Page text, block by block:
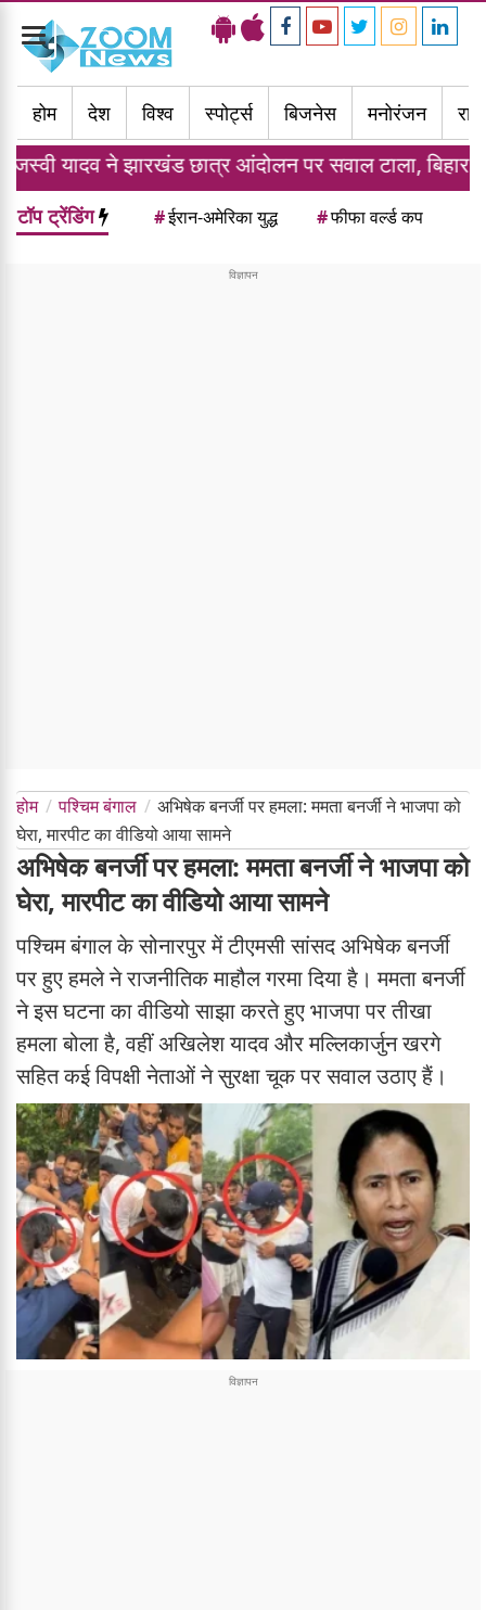
Toggle
navigation
होम
देश विश्व स्पोर्ट्स बिजनेस मनोरंजन
ने झारखंड छात्र आंदोलन पर सवाल टाला, बिहार की कानून
टॉप ट्रेंडिंग #ईरान-अमेरिका युद्ध #फीफा वर्ल्ड कप
होम पश्चिम बंगाल
अभिषेक बनर्जी पर हमला: ममता बनर्जी ने भाजपा को
घेरा, मारपीट का वीडियो आया सामने
अभिषेक बनर्जी पर हमला: ममता बनर्जी ने भाजपा को
घेरा, मारपीट का वीडियो आया सामने
पश्चिम बंगाल के सोनारपुर में टीएमसी सांसद अभिषेक बनर्जी
पर हुए हमले ने राजनीतिक माहौल गरमा दिया है। ममता बनर्जी
ने इस घटना का वीडियो साझा करते हुए भाजपा पर तीखा
हमला बोला है, वहीं अखिलेश यादव और मल्लिकार्जुन खरगे
सहित कई विपक्षी नेताओं ने सुरक्षा चूक पर सवाल उठाए हैं।